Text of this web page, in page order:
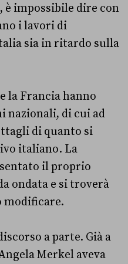
è impossibile dire con
i lavori di
sia in ritardo sulla
la Francia hanno
nazionali, di cui ad
di quanto si
italiano. La
il proprio
ondata e si troverà
modificare.
a parte. Già a
Merkel aveva